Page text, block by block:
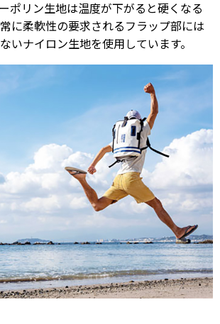
ポリン生地は温度が下がると硬くなる
に柔軟性の要求されるフラップ部には
いナイロン生地を使用しています。